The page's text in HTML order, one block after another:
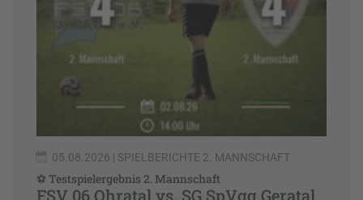
05.08.2026 | SPIELBERICHTE 2. MANNSCHAFT
⚽ Testspielergebnis 2. Mannschaft
FSV 06 Ohratal vs. SG SpVgg Geratal